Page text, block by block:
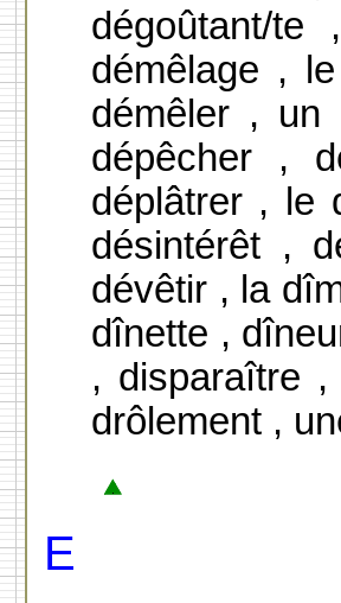
dégoûtant/
démêlage ,
démêler , un
dépêcher ,
déplâtrer , le
désintérêt ,
dévêtir , la
dînette ,
, disparaître
drôlement ,
E